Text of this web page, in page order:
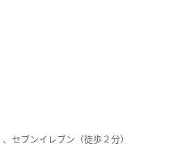
セブンイレブン（徒歩２分）